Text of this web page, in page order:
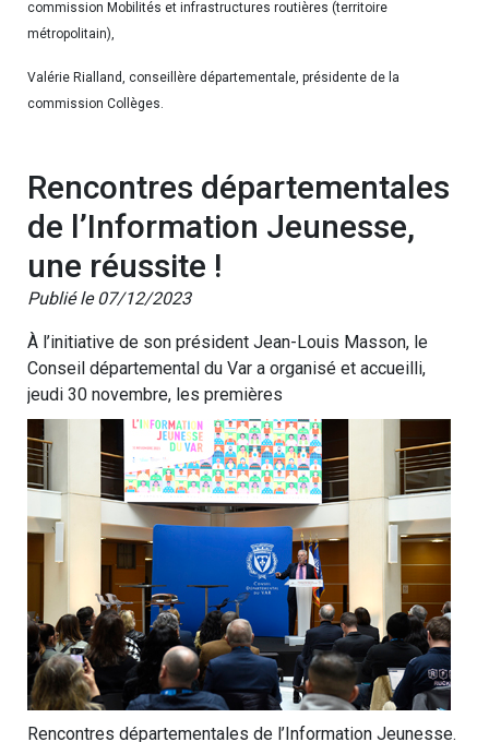
commission Mobilités et infrastructures routières (territoire
métropolitain),
Valérie Rialland, conseillère départementale, présidente de la
commission Collèges.
Rencontres départementales
de l’Information Jeunesse,
une réussite !
Publié le 07/12/2023
À l’initiative de son président Jean-Louis Masson, le
Conseil départemental du Var a organisé et accueilli,
jeudi 30 novembre, les premières
Rencontres départementales de l’Information Jeunesse.